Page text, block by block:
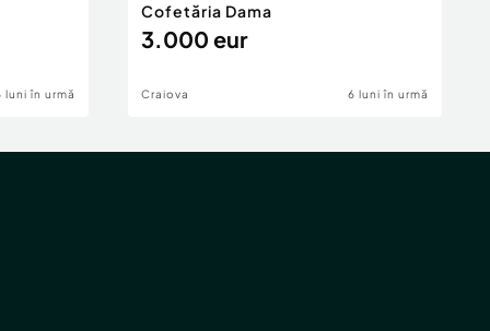
luni în urmă
Cofetăria Dama
3.000 eur
Craiova 6 luni în urmă